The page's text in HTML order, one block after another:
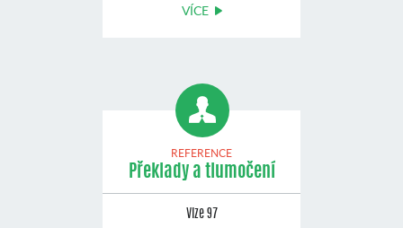
výuku angli ...
VÍCE
REFERENCE
Překlady a tlumočení
Vize 97